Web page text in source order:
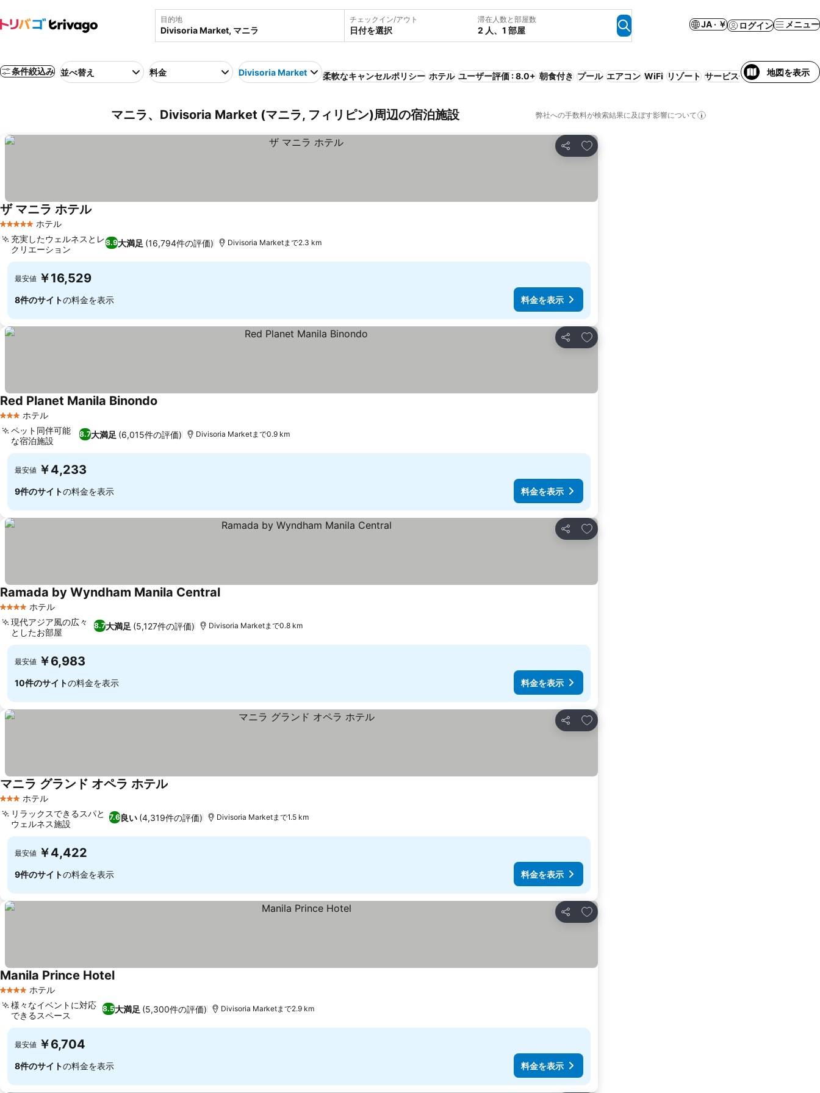
目的地 チェックイン/アウト
日付を選択
滞在人数と部屋数
2 人、1 部屋
JA · ￥ ログイン メニュー
条件絞込み 並べ替え 料金 Divisoria Market 柔軟なキャンセルポリシー ホテル ユーザー評価 : 8.0+ 朝食付き プール エアコン WiFi リゾート サービス付きアパートメント
地図を表示
マニラ、Divisoria Market (マニラ, フィリピン)周辺の宿泊施設 弊社への手数料が検索結果に及ぼす影響について
シェア
お気に入りに追加
5 ホテルのランク
ホテル
ザ マニラ ホテル
8.9大満足 (16,794件の評価)
充実したウェルネスとレ
クリエーション
Divisoria Marketまで2.3 km
最安値 ￥16,529
8件のサイトの料金を表示 料金を表示
シェア
お気に入りに追加
3 ホテルのランク
ホテル
Red Planet Manila Binondo
8.7大満足 (6,015件の評価)
ペット同伴可能
な宿泊施設
Divisoria Marketまで0.9 km
最安値 ￥4,233
9件のサイトの料金を表示 料金を表示
シェア
お気に入りに追加
4 ホテルのランク
ホテル
Ramada by Wyndham Manila Central
8.7大満足 (5,127件の評価)
現代アジア風の広々
としたお部屋
Divisoria Marketまで0.8 km
最安値 ￥6,983
10件のサイトの料金を表示 料金を表示
シェア
お気に入りに追加
3 ホテルのランク
ホテル
マニラ グランド オペラ ホテル
7.6良い (4,319件の評価)
リラックスできるスパと
ウェルネス施設
Divisoria Marketまで1.5 km
最安値 ￥4,422
9件のサイトの料金を表示 料金を表示
シェア
お気に入りに追加
4 ホテルのランク
ホテル
Manila Prince Hotel
8.5大満足 (5,300件の評価)
様々なイベントに対応
できるスペース
Divisoria Marketまで2.9 km
最安値 ￥6,704
8件のサイトの料金を表示 料金を表示